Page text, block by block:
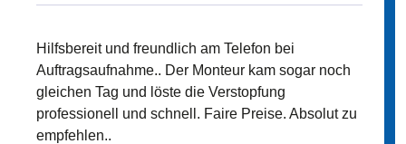
Hilfsbereit und freundlich am Telefon bei
Auftragsaufnahme.. Der Monteur kam sogar noch
gleichen Tag und löste die Verstopfung
professionell und schnell. Faire Preise. Absolut zu
empfehlen..